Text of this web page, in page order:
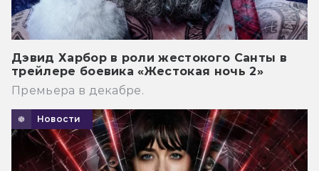
Дэвид Харбор в роли жестокого Санты в
трейлере боевика «Жестокая ночь 2»
Премьера в декабре.
Новости